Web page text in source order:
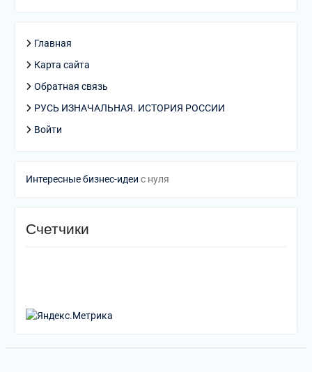
Главная
Карта сайта
Обратная связь
РУСЬ ИЗНАЧАЛЬНАЯ. ИСТОРИЯ РОССИИ
Войти
Интересные бизнес-идеи с нуля
Счетчики